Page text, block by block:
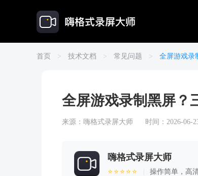
首页 > 技术文档 > 常见问题 > 全屏游戏录
全屏游戏录制黑屏？
来源： 嗨格式录屏大师 时间：2026-06-
嗨格式录屏大师
⭐⭐⭐⭐⭐ 操作简单，高